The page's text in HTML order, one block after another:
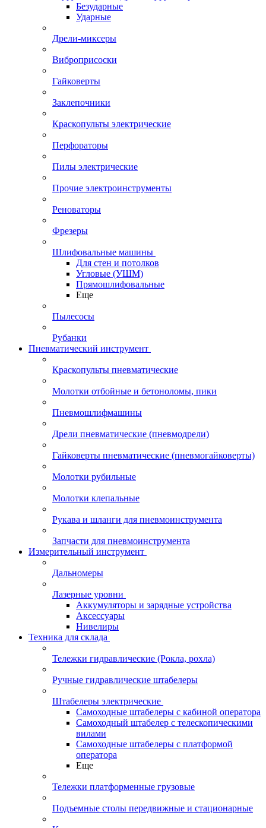
Безударные
Ударные
Дрели-миксеры
Виброприсоски
Гайковерты
Заклепочники
Краскопульты электрические
Перфораторы
Пилы электрические
Прочие электроинструменты
Реноваторы
Фрезеры
Шлифовальные машины
Для стен и потолков
Угловые (УШМ)
Прямошлифовальные
Еще
Пылесосы
Рубанки
Пневматический инструмент
Краскопульты пневматические
Молотки отбойные и бетоноломы, пики
Пневмошлифмашины
Дрели пневматические (пневмодрели)
Гайковерты пневматические (пневмогайковерты)
Молотки рубильные
Молотки клепальные
Рукава и шланги для пневмоинструмента
Запчасти для пневмоинструмента
Измерительный инструмент
Дальномеры
Лазерные уровни
Аккумуляторы и зарядные устройства
Аксессуары
Нивелиры
Техника для склада
Тележки гидравлические (Рокла, рохла)
Ручные гидравлические штабелеры
Штабелеры электрические
Самоходные штабелеры с кабиной оператора
Самоходный штабелер с телескопическими
вилами
Самоходные штабелеры с платформой
оператора
Еще
Тележки платформенные грузовые
Подъемные столы передвижные и стационарные